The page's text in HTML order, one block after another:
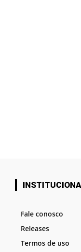
Fale conosco
Releases
Termos de uso